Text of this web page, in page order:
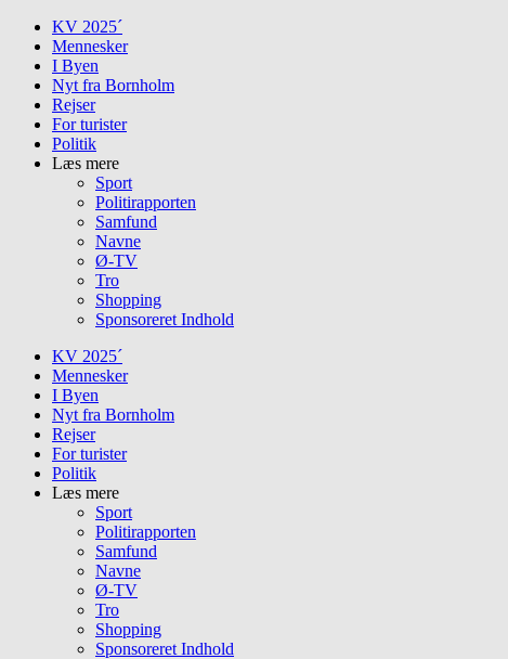
Skip
content
KV 2025´
Mennesker
I Byen
Nyt fra Bornholm
Rejser
For turister
Politik
Læs mere
Sport
Politirapporten
Samfund
Navne
Ø-TV
Tro
Shopping
Sponsoreret Indhold
KV 2025´
Mennesker
I Byen
Nyt fra Bornholm
Rejser
For turister
Politik
Læs mere
Sport
Politirapporten
Samfund
Navne
Ø-TV
Tro
Shopping
Sponsoreret Indhold